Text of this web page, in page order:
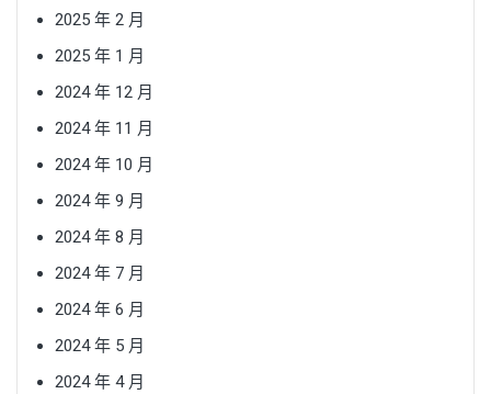
2025 年 2 月
2025 年 1 月
2024 年 12 月
2024 年 11 月
2024 年 10 月
2024 年 9 月
2024 年 8 月
2024 年 7 月
2024 年 6 月
2024 年 5 月
2024 年 4 月